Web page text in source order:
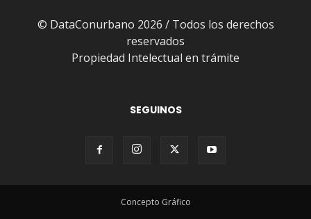
© DataConurbano 2026 / Todos los derechos
reservados
Propiedad Intelectual en trámite
SEGUINOS
Concepto Gráfico